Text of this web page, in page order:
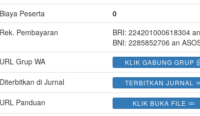
Biaya Peserta
0
Rek. Pembayaran
BRI: 224201000618304
BNI: 2285852706 an
URL Grup WA
KLIK GABUNG GRUP
Diterbitkan di Jurnal TERBITKAN JURNAL
URL Panduan KLIK BUKA FILE